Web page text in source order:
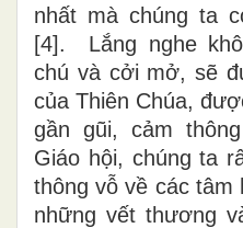
nhất mà chúng ta
[4].
Lắng nghe
chú và cởi mở, sẽ
của Thiên Chúa,
gần gũi, cảm
Giáo hội, chúng ta
thông vỗ về các tâm
những vết thương